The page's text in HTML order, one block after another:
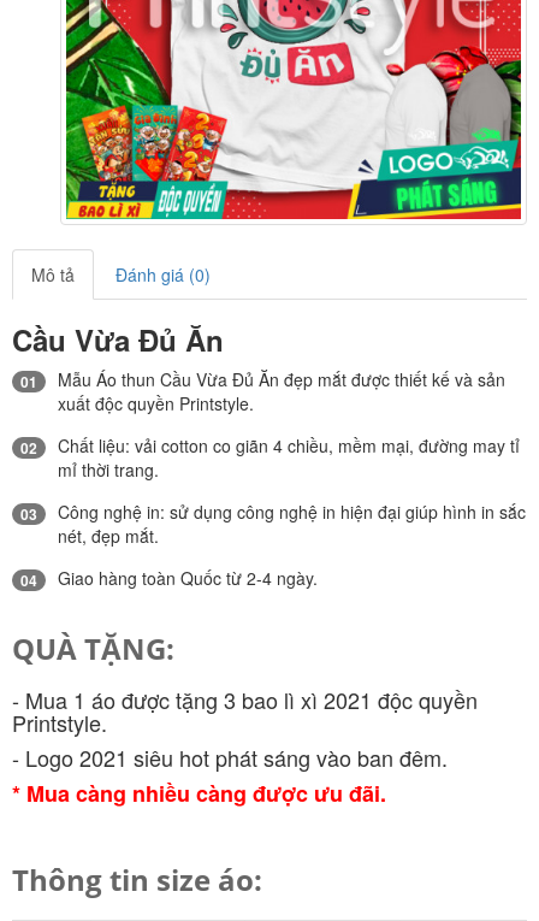
Mô tả Đánh giá (0)
Cầu Vừa Đủ Ăn
01
Mẫu Áo thun Cầu Vừa Đủ Ăn đẹp mắt được thiết kế và sản
xuất độc quyền Printstyle.
02
Chất liệu: vải cotton co giãn 4 chiều, mềm mại, đường may tỉ
mỉ thời trang.
03
Công nghệ in: sử dụng công nghệ in hiện đại giúp hình in sắc
nét, đẹp mắt.
04 Giao hàng toàn Quốc từ 2-4 ngày.
QUÀ TẶNG:
- Mua 1 áo được tặng 3 bao lì xì 2021 độc quyền
Printstyle.
- Logo 2021 siêu hot phát sáng vào ban đêm.
* Mua càng nhiều càng được ưu đãi.
Thông tin size áo: